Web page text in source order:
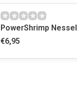
PowerShrimp Nessel
€6,95